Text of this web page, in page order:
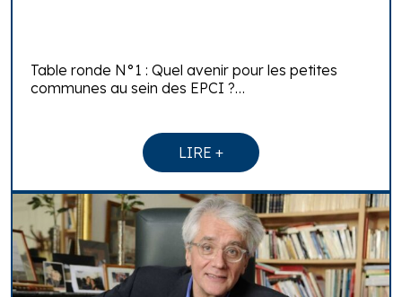
Table ronde N°1 : Quel avenir pour les petites
communes au sein des EPCI ?…
LIRE +